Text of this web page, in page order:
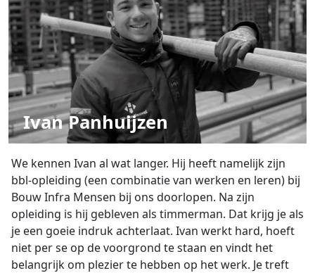
Ivan Panhuijzen
We kennen Ivan al wat langer. Hij heeft namelijk zijn
bbl-opleiding (een combinatie van werken en leren) bij
Bouw Infra Mensen bij ons doorlopen. Na zijn
opleiding is hij gebleven als timmerman. Dat krijg je als
je een goeie indruk achterlaat. Ivan werkt hard, hoeft
niet per se op de voorgrond te staan en vindt het
belangrijk om plezier te hebben op het werk. Je treft